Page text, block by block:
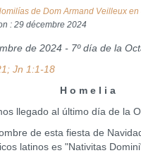
de Dom Armand Veilleux en
: 29 décembre 2024
de 2024 - 7º día de la
Jn 1:1-18
H o m e l i a
al último día de la
de esta fiesta de Navidad
latinos es "Nativitas